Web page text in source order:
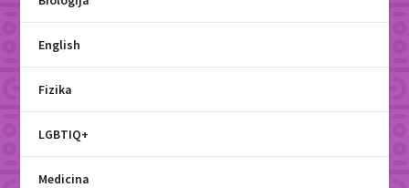
English
Fizika
LGBTIQ+
Medicina